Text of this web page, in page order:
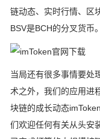
链动态、实时行情、区
BSV是BCH的分叉货币。
当局还有很多事情要处
术之外，我们的应用进
块链的成长动态
们欢迎任何有关从头安